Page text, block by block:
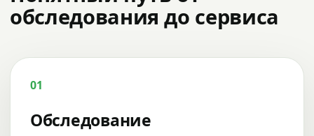
обследования до сервиса
01
Обследование